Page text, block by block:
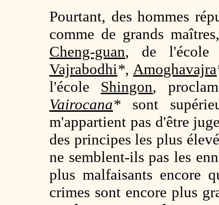
Pourtant, des hommes
comme de grands
Cheng-guan, de
Vajrabodhi*,Amoghavajra
l'école Shingon,
Vairocana* sont
m'appartient pas d'être
des principes les plus
ne semblent-ils pas les
plus malfaisants encore
crimes sont encore plus